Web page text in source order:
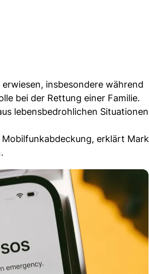
insbesondere während
bei der Rettung einer Familie.
lebensbedrohlichen Situationen
erklärt Mark